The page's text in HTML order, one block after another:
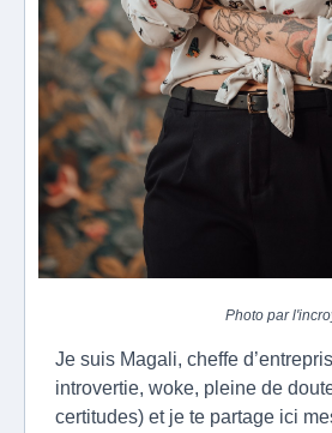
Photo par
Je suis Magali, cheffe
introvertie, woke, pleine de
certitudes) et je te partage ici